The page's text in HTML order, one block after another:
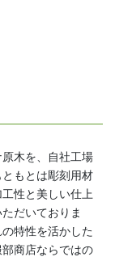
木を、自社工場
もとは彫刻用材
性と美しい仕上
だいておりま
特性を活かした
商店ならではの